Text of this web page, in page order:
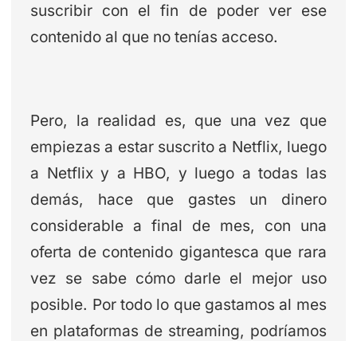
suscribir con el fin de poder ver ese
contenido al que no tenías acceso.
Pero, la realidad es, que una vez que
empiezas a estar suscrito a Netflix, luego
a Netflix y a HBO, y luego a todas las
demás, hace que gastes un dinero
considerable a final de mes, con una
oferta de contenido gigantesca que rara
vez se sabe cómo darle el mejor uso
posible. Por todo lo que gastamos al mes
en plataformas de streaming, podríamos